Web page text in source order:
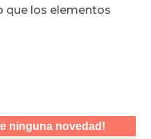
que los elementos